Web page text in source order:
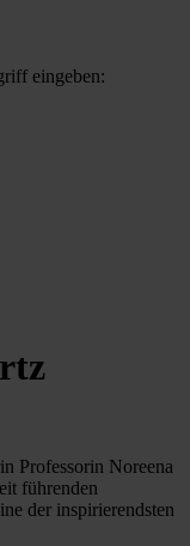
eingeben:
Professorin Noreena
führenden
der inspirierendsten